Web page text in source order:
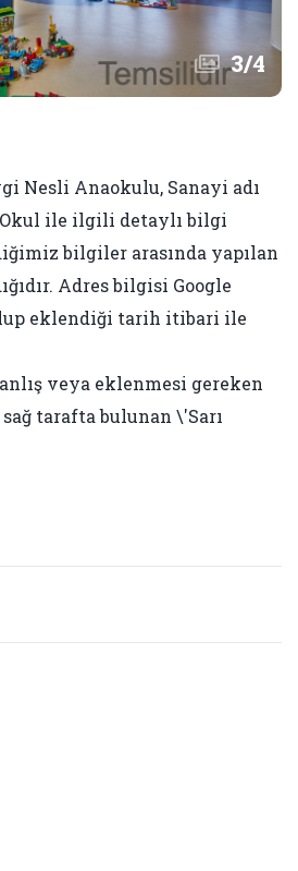
3/4
Nesli Anaokulu, Sanayi adı
ile ilgili detaylı bilgi
bilgiler arasında yapılan
Adres bilgisi Google
eklendiği tarih itibari ile
veya eklenmesi gereken
tarafta bulunan \'Sarı